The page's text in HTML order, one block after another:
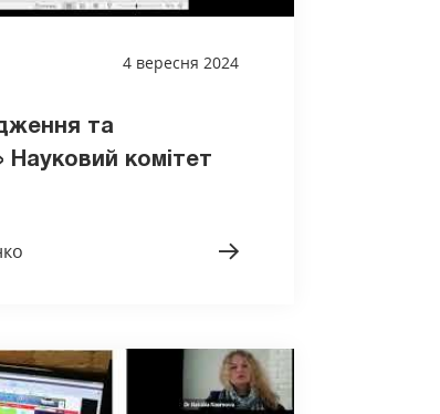
4 вересня 2024
та
Науковий комітет